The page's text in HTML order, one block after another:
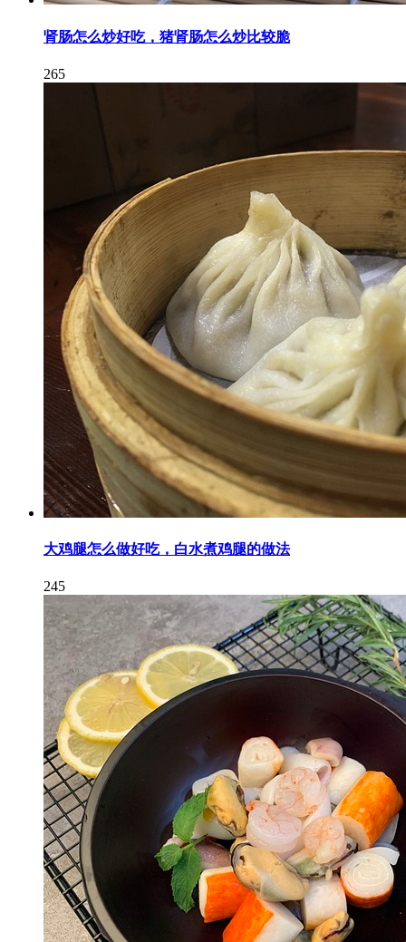
肾肠怎么炒好吃，猪肾肠怎么炒比较脆
265
大鸡腿怎么做好吃，白水煮鸡腿的做法
245